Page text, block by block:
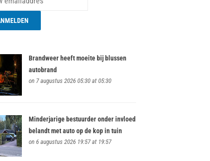
Brandweer heeft moeite bij blussen
autobrand
on 7 augustus 2026 05:30 at 05:30
Minderjarige bestuurder onder invloed
belandt met auto op de kop in tuin
on 6 augustus 2026 19:57 at 19:57